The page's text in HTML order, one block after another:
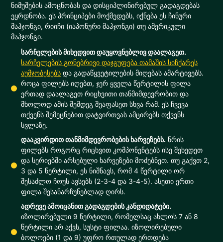
ნიმუშების ამოცნობას და დისციპლინირებულ გადაგდებას
ეყრდნობა. ეს პრინციპები მოქმედებს, იქნება ეს ჩინური
მაჰჯონგი, რიიჩი (იაპონური მაჰჯონგი) თუ ამერიკული
მაჰჯონგი.
სარჩელების მიხედვით დაუყოვნებლივ დაალაგეთ.
სარჩელების გონებრივი დაჯგუფება თამაშის სიჩქარეს
აუმჯობესებს და გადაწყვეტილების მიღებას ამარტივებს.
როცა ფილებს იღებთ, ჯერ ყველა წერტილის ფილა
ერთად დაალაგეთ რიცხვითი თანმიმდევრობით და
მხოლოდ ამის შემდეგ შეაფასეთ სხვა რამ. ეს ჩვევა
თქვენს შემეცნებით დატვირთვას ამცირებს თქვენს
სვლაზე.
დააკვირდით თანმიმდევრობების ხარვეზებს. წრის
ფილებს როგორც რიცხვით კომპონენტებს ისე შეხედეთ
და სერიებში არსებული ხარვეზები მოძებნეთ. თუ გაქვთ 2,
3 და 5 წერტილი, ეს ნიშნავს, რომ 4 წერტილი ორ
შესაძლო ჩოუს ავსებს (2-3-4 და 3-4-5). ასეთი ერთი
ფილა შესანარჩუნებლად ღირს.
ადრევე ამოიცანით გადაგდების კანდიდატები.
იზოლირებული 9 წერტილი, რომელსაც ახლოს 7 ან 8
წერტილი არ აქვს, სუსტი ფილაა. იზოლირებული
ბოლოები (1 და 9) უფრო რთულად ერთდება